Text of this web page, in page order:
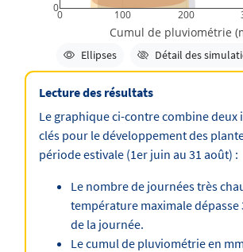
0 100 200
0
Cumul de pluviométrie
Élément caché
Ellipses Élément affiché
Détail des
Lecture des résultats
Le graphique ci-contre combine deux
clés pour le développement des
période estivale (1er juin au 31 août) :
Le nombre de journées très
température maximale dépasse
de la journée.
Le cumul de pluviométrie en mm